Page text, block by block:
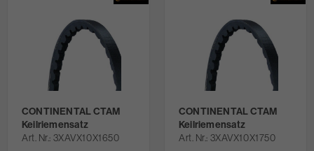
CONTINENTAL CTAM
Keilriemensatz
Art. Nr. 3XAVX10X1650
CONTINENTAL CTAM
Keilriemensatz
Art. Nr. 3XAVX10X1750